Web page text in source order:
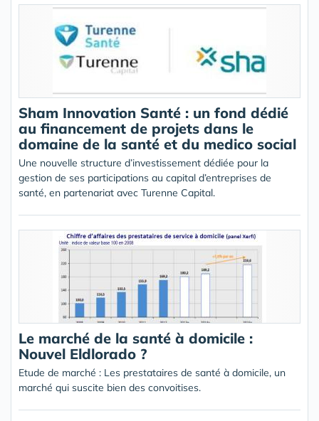
Sham Innovation Santé : un fond dédié
au financement de projets dans le
domaine de la santé et du medico social
Une nouvelle structure d’investissement dédiée pour la
gestion de ses participations au capital d’entreprises de
santé, en partenariat avec Turenne Capital.
Le marché de la santé à domicile :
Nouvel Eldlorado ?
Etude de marché : Les prestataires de santé à domicile, un
marché qui suscite bien des convoitises.